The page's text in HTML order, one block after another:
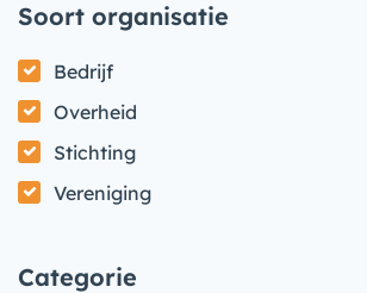
Soort organisatie
Bedrijf
Overheid
Stichting
Vereniging
Categorie